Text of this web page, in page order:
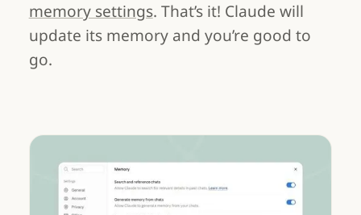
memory settings. That’s it! Claude will
update its memory and you’re good to
go.